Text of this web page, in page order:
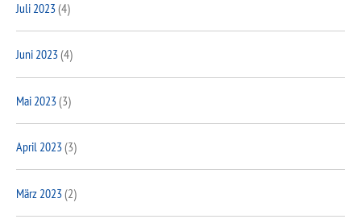
Juli 2023(4)
Juni 2023(4)
Mai 2023(3)
April 2023(3)
März 2023(2)